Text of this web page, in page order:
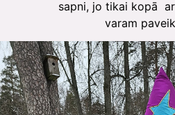
sapni, jo tikai kopā
varam